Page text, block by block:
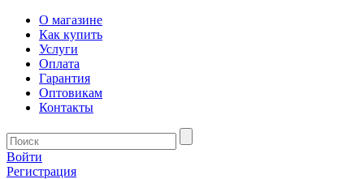
О магазине
Как купить
Услуги
Оплата
Гарантия
Оптовикам
Контакты
Войти
Регистрация